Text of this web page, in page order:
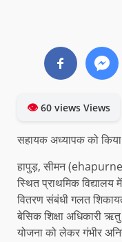
👁60 views Views
सहायक अध्यापक को
हापुड़, सीमन
स्थित प्राथमिक
वितरण संबंधी गलत
बेसिक शिक्षा अधिकारी
योजना को लेकर गंभीर